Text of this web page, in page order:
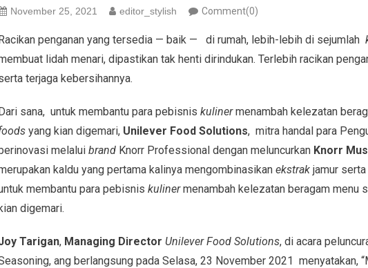
November 25, 2021 editor_stylish Comment(0)
penganan yang tersedia — baik — di rumah, lebih-lebih di sejumlah
lidah menari, dipastikan tak henti dirindukan. Terlebih racikan
terjaga kebersihannya.
sana, untuk membantu para pebisnis kulinermenambah kelezatan
yang kian digemari, Unilever Food Solutions, mitra handal para
melalui brandKnorr Professional dengan meluncurkan Knorr
kaldu yang pertama kalinya mengombinasikan ekstrak jamur serta
membantu para pebisnis kulinermenambah kelezatan beragam menu
digemari.
Tarigan, Managing Director Unilever Food Solutions, di acara
ang berlangsung pada Selasa, 23 November 2021 menyatakan,